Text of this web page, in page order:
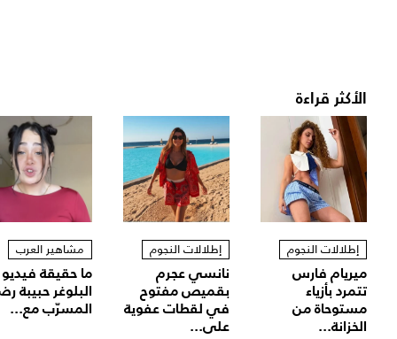
الأكثر قراءة
إطلالات النجوم
ميريام فارس
تتمرد بأزياء
مستوحاة من
الخزانة...
إطلالات النجوم
نانسي عجرم
بقميص مفتوح
في لقطات عفوية
على...
مشاهير العرب
ما حقيقة فيديو
البلوغر حبيبة
المسرّب مع...